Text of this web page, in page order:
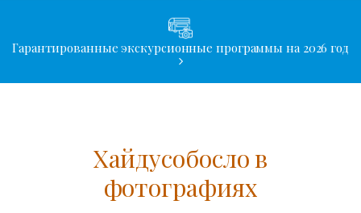
Гарантированные экскурсионные программы на 2026 год
Хайдусобосло в
фотографиях